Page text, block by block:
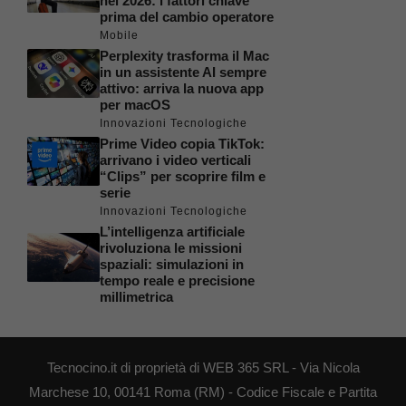
prima del cambio operatore
Mobile
Perplexity trasforma il Mac
in un assistente AI sempre
attivo: arriva la nuova app
per macOS
Innovazioni Tecnologiche
Prime Video copia TikTok:
arrivano i video verticali
“Clips” per scoprire film e
serie
Innovazioni Tecnologiche
L’intelligenza artificiale
rivoluziona le missioni
spaziali: simulazioni in
tempo reale e precisione
millimetrica
Tecnocino.it di proprietà di WEB 365 SRL - Via Nicola
Marchese 10, 00141 Roma (RM) - Codice Fiscale e Partita